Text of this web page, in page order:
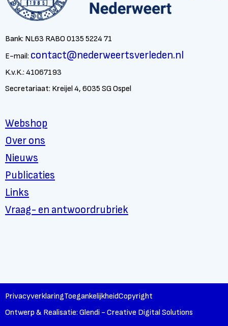
Bank: NL63 RABO 0135 5224 71
E-mail: contact@nederweertsverleden.nl
K.v.K.: 41067193
Secretariaat: Kreijel 4, 6035 SG Ospel
Webshop
Over ons
Nieuws
Publicaties
Links
Vraag- en antwoordrubriek
PrivacyverklaringToegankelijkheidCopyright
Ontwerp & Realisatie: Glendi - Creative Digital Solutions